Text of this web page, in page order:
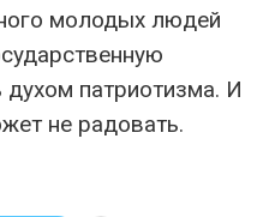
молодых людей
духом патриотизма. И
не радовать.